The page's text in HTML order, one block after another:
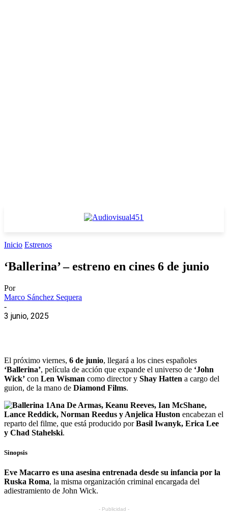
Inicio Estrenos
‘Ballerina’ – estreno en cines 6 de junio
Por
Marco Sánchez Sequera
-
3 junio, 2025
El próximo viernes, 6 de junio, llegará a los cines españoles
‘Ballerina’, película de acción que expande el universo de ‘John
Wick’ con Len Wisman como director y Shay Hatten a cargo del
guion, de la mano de Diamond Films.
Ana De Armas, Keanu Reeves, Ian McShane,
Lance Reddick, Norman Reedus y Anjelica Huston encabezan el
reparto del filme, que está producido porBasil Iwanyk, Erica Lee
y Chad Stahelski.
Sinopsis
Eve Macarro es una asesina entrenada desde su infancia por la
Ruska Roma, la misma organización criminal encargada del
adiestramiento de John Wick.
- Publicidad -